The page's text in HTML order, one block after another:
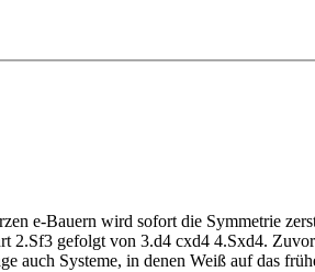
e-Bauern wird sofort die Symmetrie
2.Sf3 gefolgt von 3.d4 cxd4 4.Sxd4.
auch Systeme, in denen Weiß auf das